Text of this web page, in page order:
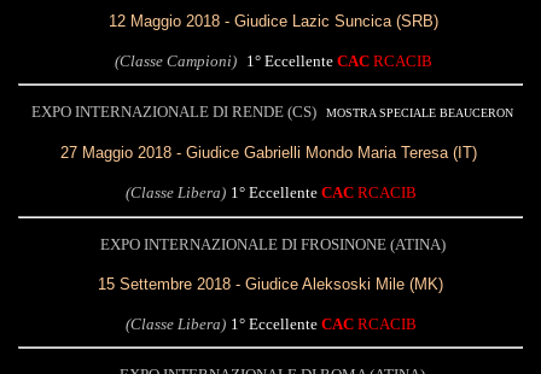
12 Maggio 2018 - Giudice Lazic Suncica (SRB)
(Classe Campioni) 1° Eccellente CAC RCACIB
EXPO INTERNAZIONALE DI RENDE (CS) MOSTRA SPECIALE BEAUCERON
27 Maggio 2018 - Giudice Gabrielli Mondo Maria Teresa (IT)
(Classe Libera) 1° Eccellente CACRCACIB
EXPO INTERNAZIONALE DI FROSINONE (ATINA)
15 Settembre 2018 - Giudice Aleksoski Mile (MK)
(Classe Libera) 1° Eccellente CACRCACIB